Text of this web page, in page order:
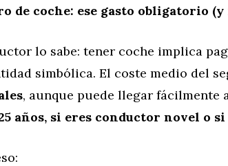
de coche: ese gasto obligatorio (y
lo sabe: tener coche implica
simbólica. El coste medio del
, aunque puede llegar fácilmente
años, si eres conductor novel o